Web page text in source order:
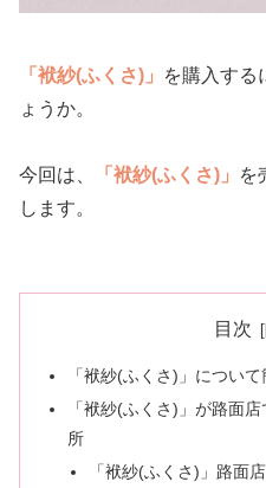
「袱紗(ふくさ)」
を購入する
ょうか。
今回は、 「袱紗(ふくさ)」
を
します。
目次
「袱紗(ふくさ)」につい
「袱紗(ふくさ)」が路面
所
「袱紗(ふくさ)」路面